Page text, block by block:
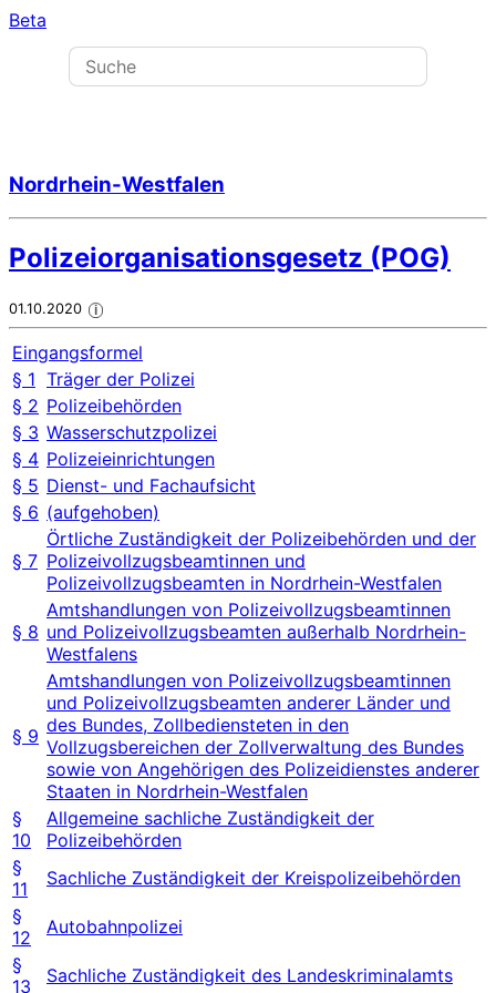
Beta
Nordrhein-Westfalen
Polizeiorganisationsgesetz (POG)
01.10.2020 i
Eingangsformel
§ 1 Träger der Polizei
§ 2 Polizeibehörden
§ 3 Wasserschutzpolizei
§ 4 Polizeieinrichtungen
§ 5 Dienst- und Fachaufsicht
§ 6 (aufgehoben)
§ 7
Örtliche Zuständigkeit der Polizeibehörden und der
Polizeivollzugsbeamtinnen und
Polizeivollzugsbeamten in Nordrhein-Westfalen
§ 8
Amtshandlungen von Polizeivollzugsbeamtinnen
und Polizeivollzugsbeamten außerhalb Nordrhein-
Westfalens
§ 9
Amtshandlungen von Polizeivollzugsbeamtinnen
und Polizeivollzugsbeamten anderer Länder und
des Bundes, Zollbediensteten in den
Vollzugsbereichen der Zollverwaltung des Bundes
sowie von Angehörigen des Polizeidienstes anderer
Staaten in Nordrhein-Westfalen
§
10
Allgemeine sachliche Zuständigkeit der
Polizeibehörden
§
11
Sachliche Zuständigkeit der Kreispolizeibehörden
§
12
Autobahnpolizei
§
13
Sachliche Zuständigkeit des Landeskriminalamts